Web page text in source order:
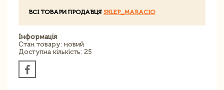
ВСІ ТОВАРИ ПРОДАВЦЯ SKLEP_MARACIO
Інформація
Стан товару: новий
Доступна кількість: 25